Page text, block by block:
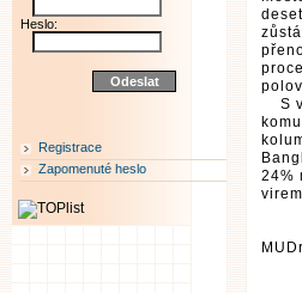
S
24%
Heslo:
Registrace
Zapomenuté heslo